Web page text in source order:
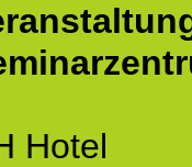
Hotel